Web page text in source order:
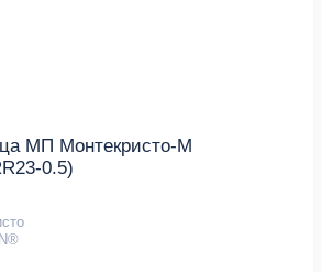
МП Монтекристо-M
0.5)